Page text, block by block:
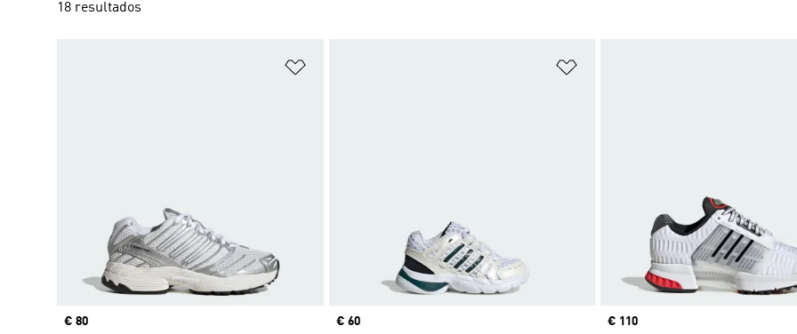
18 resultados
Precio
€ 80
Precio
€ 60
Precio
€ 110